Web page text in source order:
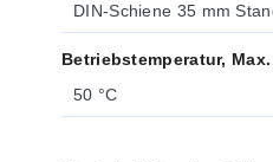
DIN-Schiene 35 mm
Betriebstemperatur, Max.
50 °C